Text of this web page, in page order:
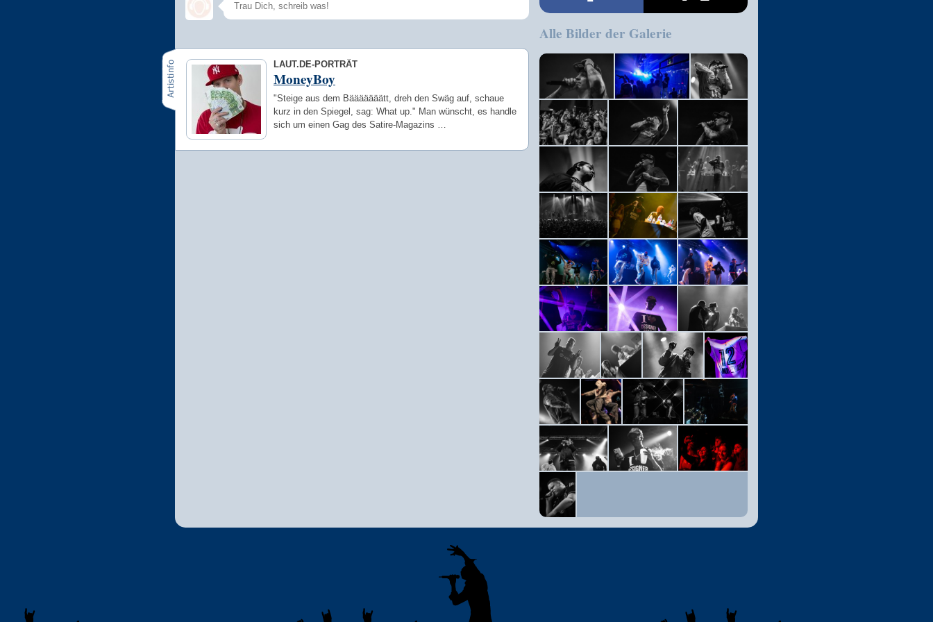
LAUT.DE-PORTRÄT
MoneyBoy
"Steige aus dem Bääääääätt, dreh den Swäg auf, schaue
kurz in den Spiegel, sag: What up." Man wünscht, es handle
sich um einen Gag des Satire-Magazins …
Alle Bilder der Galerie